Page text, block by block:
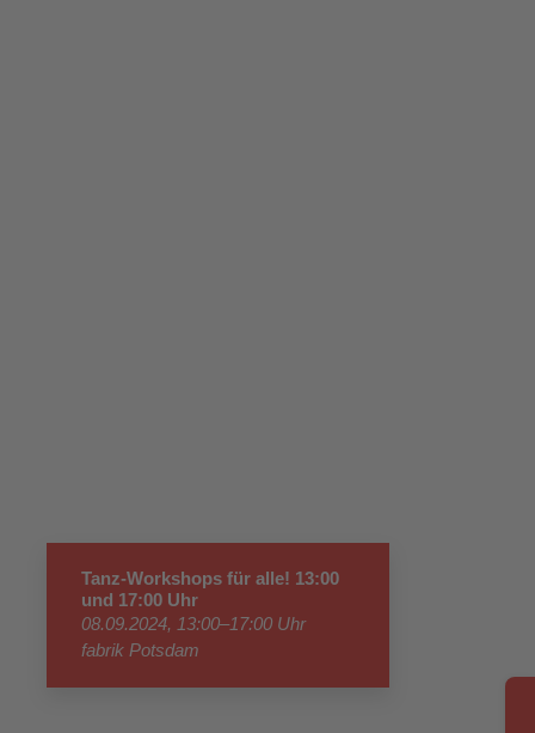
Tanz-Workshops für alle! 13:00
und 17:00 Uhr
08.09.2024, 13:00–17:00 Uhr
fabrik Potsdam